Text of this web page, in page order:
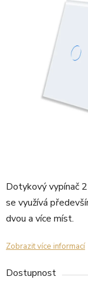
Dotykový vypínač
se využívá
dvou a více míst.
Zobrazit více informací
Dostupnost